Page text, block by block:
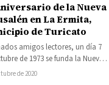
de la Nueva
en La Ermita,
de Turicato
amigos lectores, un día 7
de 1973 se funda la Nueva
en La Ermita…
de 2020